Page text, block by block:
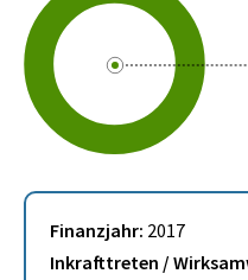
Finanzjahr: 2017
Inkrafttreten /